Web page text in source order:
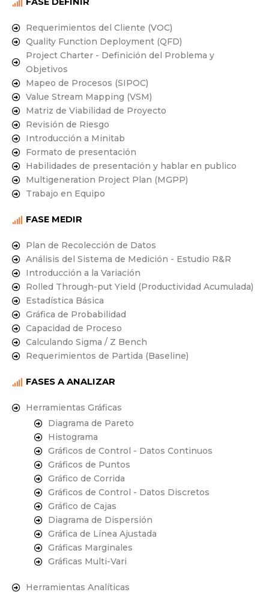
Requerimientos del Cliente (VOC)
Quality Function Deployment (QFD)
Project Charter - Definición del Problema y
Objetivos
Mapeo de Procesos (SIPOC)
Value Stream Mapping (VSM)
Matriz de Viabilidad de Proyecto
Revisión de Riesgo
Introducción a Minitab
Formato de presentación
Habilidades de presentación y hablar en publico
Multigeneration Project Plan (MGPP)
Trabajo en Equipo
FASE MEDIR
Plan de Recolección de Datos
Análisis del Sistema de Medición - Estudio R&R
Introducción a la Variación
Rolled Through-put Yield (Productividad Acumulada)
Estadística Básica
Gráfica de Probabilidad
Capacidad de Proceso
Calculando Sigma / Z Bench
Requerimientos de Partida (Baseline)
FASES A ANALIZAR
Herramientas Gráficas
Diagrama de Pareto
Histograma
Gráficos de Control - Datos Continuos
Gráficos de Puntos
Gráfico de Corrida
Gráficos de Control - Datos Discretos
Gráfico de Cajas
Diagrama de Dispersión
Gráfica de Línea Ajustada
Gráficas Marginales
Gráficas Multi-Vari
Herramientas Analíticas